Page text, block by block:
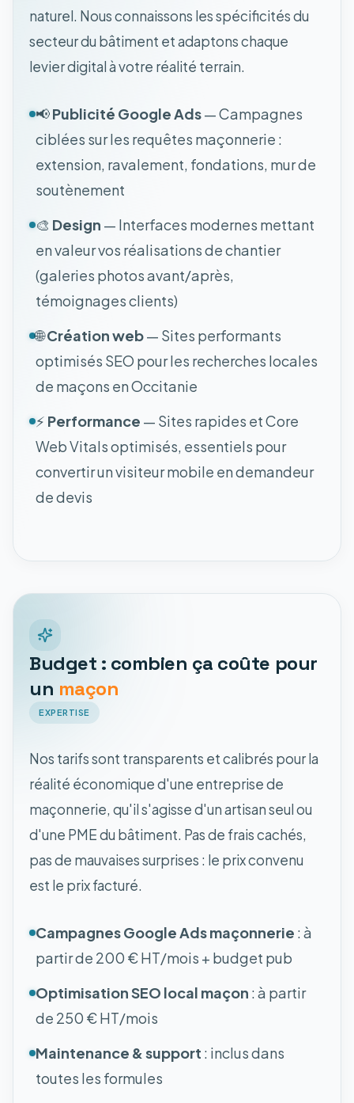
naturel. Nous connaissons les spécificités du
secteur du bâtiment et adaptons chaque
levier digital à votre réalité terrain.
📢Publicité Google Ads— Campagnes
ciblées sur les requêtes maçonnerie :
extension, ravalement, fondations, mur de
soutènement
🎨 Design — Interfaces modernes mettant
en valeur vos réalisations de chantier
(galeries photos avant/après,
témoignages clients)
🌐Création web— Sites performants
optimisés SEO pour les recherches locales
de maçons en Occitanie
⚡ Performance — Sites rapides et Core
Web Vitals optimisés, essentiels pour
convertir un visiteur mobile en demandeur
de devis
Budget : combien ça coûte pour
un maçon
EXPERTISE
Nos tarifs sont transparents et calibrés pour la
réalité économique d'une entreprise de
maçonnerie, qu'il s'agisse d'un artisan seul ou
d'une PME du bâtiment. Pas de frais cachés,
pas de mauvaises surprises : le prix convenu
est le prix facturé.
Campagnes Google Ads maçonnerie : à
partir de 200 € HT/mois + budget pub
Optimisation SEO local maçon : à partir
de 250 € HT/mois
Maintenance & support : inclus dans
toutes les formules